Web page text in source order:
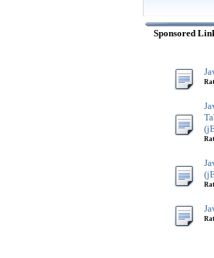
Sponsored